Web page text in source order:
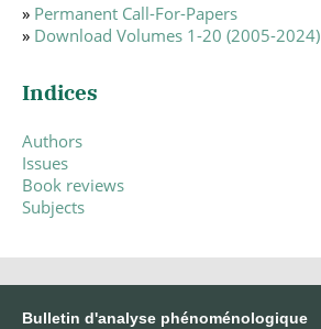
» Permanent Call-For-Papers
» Download Volumes 1-20 (2005-2024)
Indices
Authors
Issues
Book reviews
Subjects
Bulletin d'analyse phénoménologique